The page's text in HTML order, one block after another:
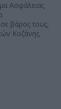
Ασφάλειας
βάρος τους,
Κοζάνης.